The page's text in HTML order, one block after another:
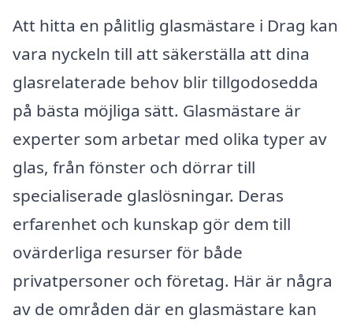
Att hitta en pålitlig glasmästare i Drag kan
vara nyckeln till att säkerställa att dina
glasrelaterade behov blir tillgodosedda
på bästa möjliga sätt. Glasmästare är
experter som arbetar med olika typer av
glas, från fönster och dörrar till
specialiserade glaslösningar. Deras
erfarenhet och kunskap gör dem till
ovärderliga resurser för både
privatpersoner och företag. Här är några
av de områden där en glasmästare kan